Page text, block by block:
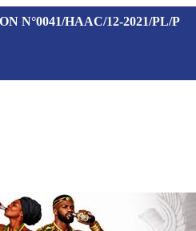
N°0041/HAAC/12-2021/PL/P